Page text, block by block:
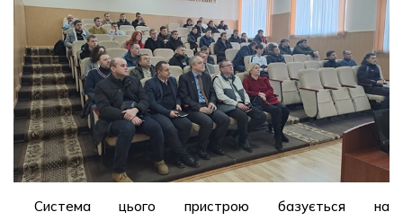
Система цього пристрою базується на